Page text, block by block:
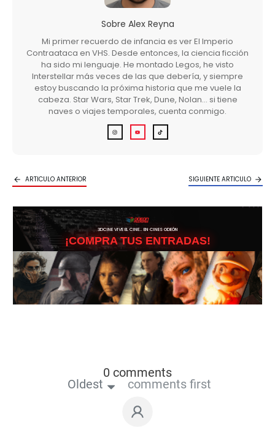
Sobre Alex Reyna
Mi primer recuerdo de infancia es ver El Imperio
Contraataca en VHS. Desde entonces, la ciencia ficción
ha sido mi lenguaje. He montado Legos, he visto
Interstellar más veces de las que debería, y siempre
estoy buscando la próxima historia que me vuele la
cabeza. Star Wars, Star Trek, Dune, Nolan… si tiene
naves o viajes temporales, cuenta conmigo.
ARTICULO ANTERIOR SIGUIENTE ARTICULO
3DCINE VIVE EL CINE… EN CINES ODEÓN
¡COMPRA TUS ENTRADAS!
0 comments
Oldest comments first